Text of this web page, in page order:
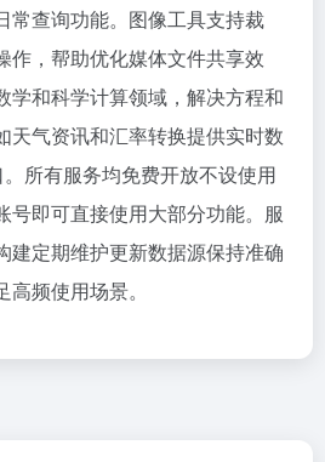
常查询功能。图像工具支持裁
作，帮助优化媒体文件共享效
学和科学计算领域，解决方程和
天气资讯和汇率转换提供实时数
所有服务均免费开放不设使用
号即可直接使用大部分功能。服
建定期维护更新数据源保持准确
频使用场景。